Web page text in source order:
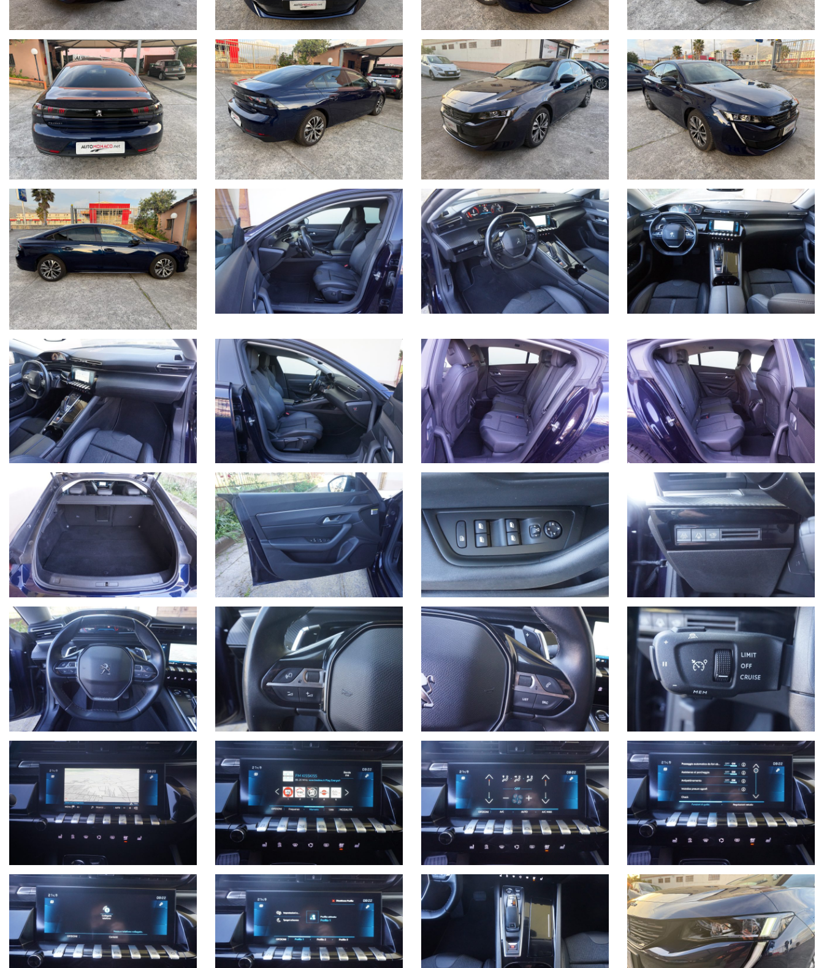
delle portiere "frameless" (senza cornice), Cruise control e limitatore di velocità, Drive Assist Plus Pack, Driver Attention Alert, Extended Traffic Sign Recognition, Fari anteriori alogeni con fari diurni anteriori a LED, Fari
posteriori a LED, Fissaggi ISOFIX seggiolino bambini (1 anteriore passeggero, 2 posteriori laterali), Freno di stazionamento elettrico e Hill Assist, High Beam Assist, Indicatore perdita di pressione pneumatici, Interni
in tessuto / TEP Imila, Keyless System, Kit di riparazione pneumatici, Lane Position Assist, Palette al volante, Peugeot I-Cockpit con Head-up Digital Display 12,3", Presa 12V (potenza max 120 W) nel pannello
anteriore, Profili vetratura nero brillante, Retrovisori in tinta carrozzeria, Retrovisori riscaldabili a regolazione elettrica richiudibili elettricamente con illuminazione a LED Retrovisori posteriori nero brillante, Sedile
posteriore frazionabile 2/3 - 1/3 e ribaltabile, Sedili anteriori regolabili in altezza, Sensori di parcheggio anteriori e posteriori, Servosterzo elettrico, Sicurezza bambini meccanica, Speed Limit Detection, Tasche nel
retro dei sedili anteriori, Tergicristallo ant. con sistema di pulizia Magic Wash, Time Drive Control, Vetri posteriori e lunotto oscurati, Visiopark (retrocamera 180°), Volante in pelle pieno fiore, Volante regolabile in
altezza e profondità.
Radio + DAB con Touchscreen 10" capacitivo e Toggle Switches 3D Connected Navigation con Peugeot Connect SOS & Assistance (con Speed Cam & Mirror Screen):2 prese USB anteriori e 2 prese USB per i
passeggeri posteriori, Mirror Screen (Apple CarPlay, Android Auto, Mirror Link),
Pack Visibilità:(Parabrezza a isolamento acustico, accensione automatica proiettori e tergicristalli, retrovisore interno
fotosensibile);
Proiettori Peugeot Full Led Technology.
PER INFORMAZIONI/ FOR INFORMATION
Sig. Monaco Donato/ Sig. Sollazzo Andrea
Tel. (+39.0985.920554)
Mobile 1 (+39.348.8193144)
Mobile 2 (+39.320.1428249)